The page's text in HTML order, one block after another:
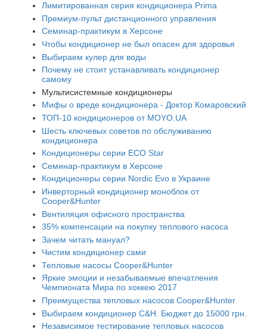
Лимитированная серия кондиционера Prima
Премиум-пульт дистанционного управления
Семинар-практикум в Херсоне
Чтобы кондиционер не был опасен для здоровья
Выбираем кулер для воды
Почему не стоит устанавливать кондиционер
самому
Мультисистемные кондиционеры
Мифы о вреде кондиционера - Доктор Комаровский
ТОП-10 кондиционеров от MOYO.UA
Шесть ключевых советов по обслуживанию
кондиционера
Кондиционеры серии ECO Star
Семинар-практикум в Херсоне
Кондиционеры серии Nordic Evo в Украине
Инверторный кондиционер моноблок от
Cooper&Hunter
Вентиляция офисного пространства
35% компенсации на покупку теплового насоса
Зачем читать мануал?
Чистим кондиционер сами
Тепловые насосы Cooper&Hunter
Яркие эмоции и незабываемые впечатления
Чемпионата Мира по хоккею 2017
Преимущества тепловых насосов Cooper&Hunter
Выбираем кондиционер C&H. Бюджет до 15000 грн.
Независимое тестирование тепловых насосов